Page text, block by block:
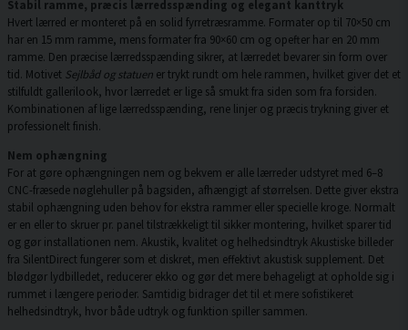
Stabil ramme, præcis lærredsspænding og elegant kanttryk
Hvert lærred er monteret på en solid fyrretræsramme. Formater op til 70×50 cm
har en 15 mm ramme, mens formater fra 90×60 cm og opefter har en 20 mm
ramme. Den præcise lærredsspænding sikrer, at lærredet bevarer sin form over
tid. Motivet Sejlbåd og statuen er trykt rundt om hele rammen, hvilket giver det et
stilfuldt gallerilook, hvor lærredet er lige så smukt fra siden som fra forsiden.
Kombinationen af lige lærredsspænding, rene linjer og præcis trykning giver et
professionelt finish.
Nem ophængning
For at gøre ophængningen nem og bekvem er alle lærreder udstyret med 6–8
CNC-fræsede nøglehuller på bagsiden, afhængigt af størrelsen. Dette giver ekstra
stabil ophængning uden behov for ekstra rammer eller specielle kroge. Normalt
er en eller to skruer pr. panel tilstrækkeligt til sikker montering, hvilket sparer tid
og gør installationen nem. Akustik, kvalitet og helhedsindtryk Akustiske billeder
fra SilentDirect fungerer som et diskret, men effektivt akustisk supplement. Det
blødgør lydbilledet, reducerer ekko og gør det mere behageligt at opholde sig i
rummet i længere perioder. Samtidig bidrager det til et mere sofistikeret
helhedsindtryk, hvor både udtryk og funktion spiller sammen.